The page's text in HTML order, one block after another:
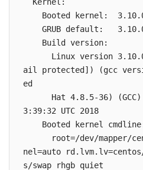
    GRUB default:   3.10.0-957.el7.x86_64
ail protected]) (gcc
ed
3:39:32 UTC 2018
nel=auto
s/swap rhgb quiet